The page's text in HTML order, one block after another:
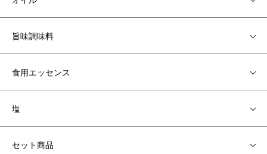
旨味調味料
食用エッセンス
塩
セット商品